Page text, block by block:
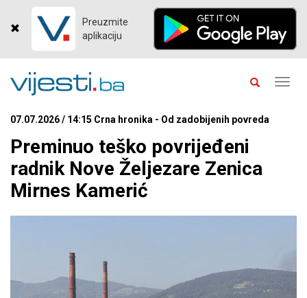
Preuzmite
aplikaciju
07.07.2026 / 14:15 Crna hronika - Od zadobijenih povreda
Preminuo teško povrijeđeni
radnik Nove Željezare Zenica
Mirnes Kamerić